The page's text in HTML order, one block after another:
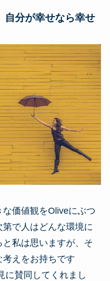
自分が幸せなら幸せ
価値観をOliveにぶつ
で人はどんな環境に
私は思いますが、そ
えをお持ちです
に賛同してくれまし